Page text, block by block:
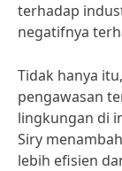
terhadap
negatifnya
Tidak hanya
pengawasan
lingkungan di
Siry
lebih efisien